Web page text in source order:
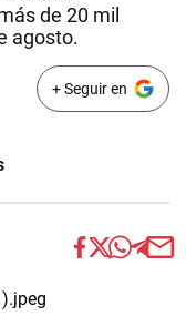
de 20 mil
agosto.
+ Seguir en